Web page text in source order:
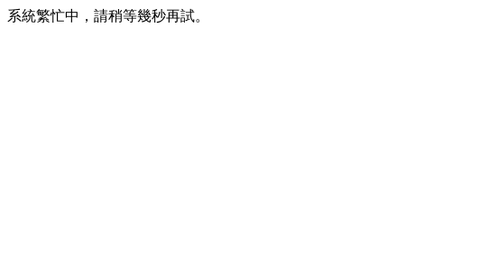
系統繁忙中，請稍等幾秒再試。